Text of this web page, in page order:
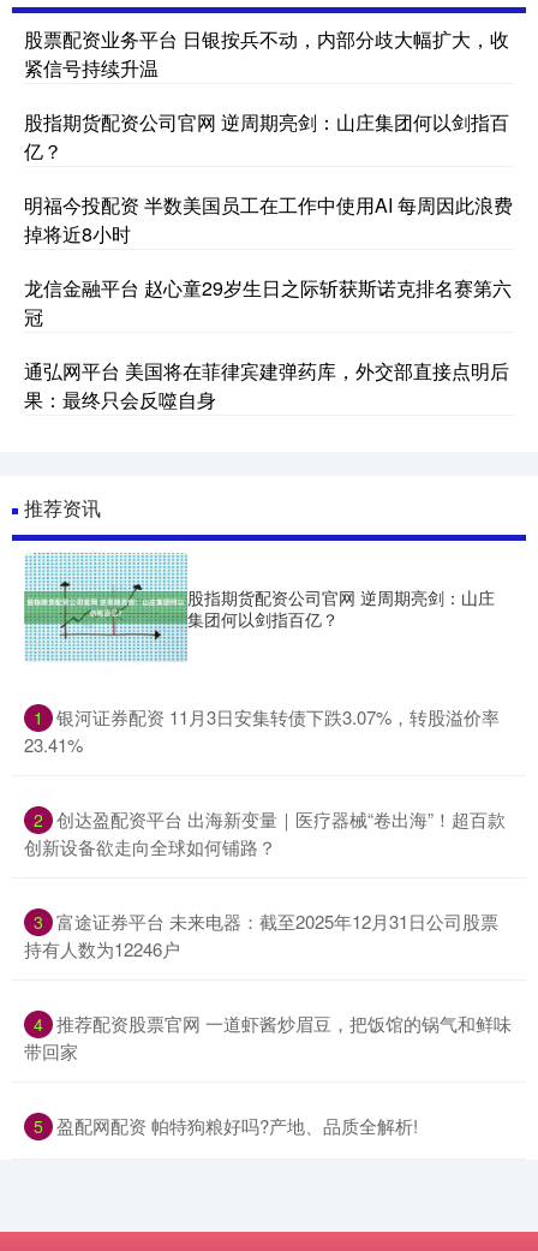
股票配资业务平台 日银按兵不动，内部分歧大幅扩大，收
紧信号持续升温
股指期货配资公司官网 逆周期亮剑：山庄集团何以剑指百
亿？
明福今投配资 半数美国员工在工作中使用AI 每周因此浪费
掉将近8小时
龙信金融平台 赵心童29岁生日之际斩获斯诺克排名赛第六
冠
通弘网平台 美国将在菲律宾建弹药库，外交部直接点明后
果：最终只会反噬自身
推荐资讯
股指期货配资公司官网 逆周期亮剑：山庄
集团何以剑指百亿？
1
​银河证券配资 11月3日安集转债下跌3.07%，转股溢价率
23.41%
2 ​创达盈配资平台 出海新变量｜医疗器械“卷出海”！超百款
创新设备欲走向全球如何铺路？
3 ​富途证券平台 未来电器：截至2025年12月31日公司股票
持有人数为12246户
4 ​推荐配资股票官网 一道虾酱炒眉豆，把饭馆的锅气和鲜味
带回家
5 ​盈配网配资 帕特狗粮好吗?产地、品质全解析!